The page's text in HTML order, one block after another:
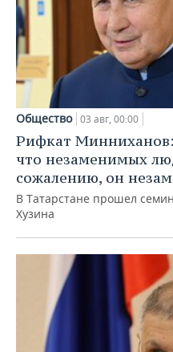
Общество 03 авг, 00:00
Рифкат
что незаменимых
сожалению, он
В Татарстане прошел
Хузина